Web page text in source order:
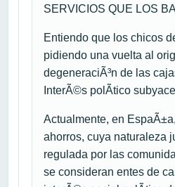
SERVICIOS QUE LOS
Entiendo que los chicos
pidiendo una vuelta al
degeneraciÃ³n de las
InterÃ©s polÃ­tico
Actualmente, en
ahorros, cuya naturaleza
regulada por las
se consideran entes de